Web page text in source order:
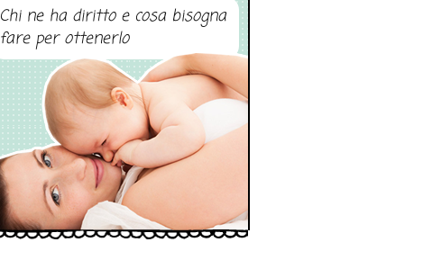
Chi ne ha diritto e cosa bisogna
fare per ottenerlo